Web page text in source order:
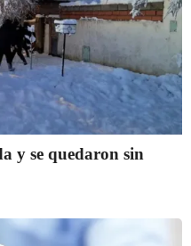
y se quedaron sin